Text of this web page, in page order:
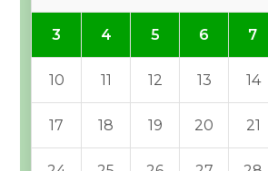
3 4 5 6 7
10 11 12 13 14
17 18 19 20 21